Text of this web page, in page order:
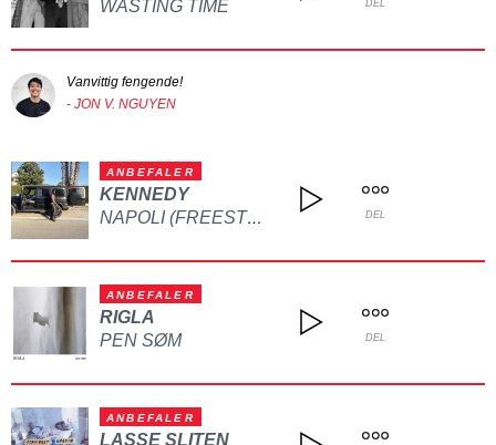
WASTING TIME
DEL
Vanvittig fengende!
- JON V. NGUYEN
ANBEFALER
KENNEDY
NAPOLI (FREESTYLE) DEL
ANBEFALER
RIGLA
PEN SØM
DEL
ANBEFALER
LASSE SLITEN